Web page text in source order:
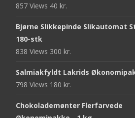
857 Views 40 kr.
Bjørne Slikkepinde Slikautomat
180-stk
838 Views 300 kr.
Salmiakfyldt Lakrids
798 Views 180 kr.
Chokolademønter Flerfarvede